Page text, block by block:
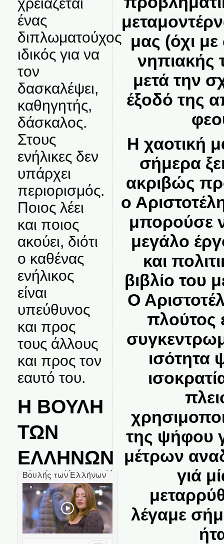
ένας
διπλωματούχος
ιδικός για να
τον
δασκαλέψει,
καθηγητής,
δάσκαλος.
Στους
ενήλικες δεν
υπάρχει
περιορισμός.
Ποιος λέει
και ποιος
ακούει, διότι
ο καθένας
ενήλικος
είναι
υπεύθυνος
και προς
τους άλλους
και προς τον
εαυτό του.
Η ΒΟΥΛΗ
ΤΩΝ
ΕΛΛΗΝΩΝ
μας (όχι
νηπιακής
μετά την
έξοδό της
Η χαοτική
σήμερα
ακριβώς
ο
μπορούσε
μεγάλο
και
βιβλίο του
Ο
πλούτος
ισότητα
της ψήφου
μέτρων
γιά
λέγαμε